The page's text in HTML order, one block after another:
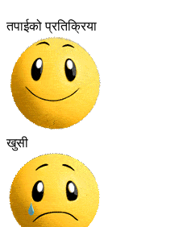
तपाईको प्रतिक्रिया
खुसी